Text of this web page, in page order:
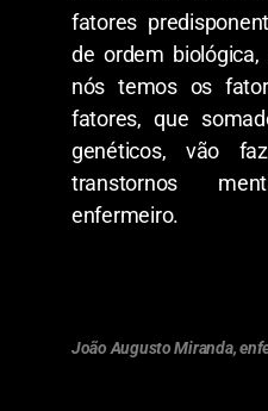
fatores
de ordem
nós temos os
fatores, que
genéticos, vão
transtornos
enfermeiro.
João Augusto Miranda,